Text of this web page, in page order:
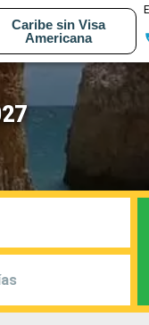
Caribe sin Visa
Americana